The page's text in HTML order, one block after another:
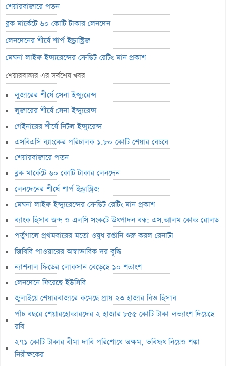
শেয়ারবাজারে পতন
ব্লক মার্কেটে ৬০ কোটি টাকার লেনদেন
লেনদেনের শীর্ষে শার্প ইন্ড্রাস্ট্রিজ
মেঘনা লাইফ ইন্স্যুরেন্সের ক্রেডিট রেটিং মান প্রকাশ
ব্যাংক হিসাব জব্দ ও এলসি সংকটে উৎপাদন বন্ধ: এস.আলম কোল্ড রোলড
পর্তুগালে প্রথমবারের মতো ওষুধ রপ্তানি শুরু করল রেনাটা
জিবিবি পাওয়ারের অস্বাভাবিক দর বৃদ্ধি
ন্যাশনাল ফিডের লোকসান বেড়েছে ১০ শতাংশ
লেনদেনে ফিরেছে ইউসিবি
জুলাইয়ে শেয়ারবাজারে কমেছে প্রায় ২৩ হাজার বিও হিসাব
মাধুরীর কোটি টাকার সম্পত্তি বিক্রি
পাঁচ বছরে শেয়ারহোল্ডারদের ২ হাজার ৮৫৫ কোটি টাকা লভ্যাংশ দিয়েছে রবি
২৭১ কোটি টাকার বীমা দাবি পরিশোধে অক্ষম, ভবিষ্যৎ নিয়েও শঙ্কা
নিরীক্ষকের
পাঁচ বিষয়ে তদন্তে এনআরবিসি ব্যাংক সিকিউরিটিজ
লাইফ ফান্ড থেকে ২,৩৬৭ কোটি টাকা লোপাট, দেউলিয়ার দ্বারপ্রান্তে ফারইস্ট
ইসলামী লাইফ
ভেঞ্চার ক্যাপিটাল ফান্ডে একাধিক অনিয়ম, এক্স অ্যাঞ্জেলের কাছে বিএসইসির
ব্যাখ্যা তলব
বুধবার শেয়ারবাজার বন্ধ
১৪ কার্যদিবসে সোনারগাঁও টেক্সটাইলের শেয়ারদর ৩২% বৃদ্ধি
‘রাজনৈতিক ক্ষমতা দেখিয়ে আমার কাজ কেড়ে নিয়েছিল বান্ধবী’
শেয়ারবাজার এর সর্বশেষ খবর
লুজারের শীর্ষে সেনা ইন্স্যুরেন্স
লুজারের শীর্ষে সেনা ইন্স্যুরেন্স
গেইনারের শীর্ষে নিটল ইন্স্যুরেন্স
এসবিএসি ব্যাংকের পরিচালক ১.৮০ কোটি শেয়ার বেচবে
শেয়ারবাজারে পতন
ব্লক মার্কেটে ৬০ কোটি টাকার লেনদেন
লেনদেনের শীর্ষে শার্প ইন্ড্রাস্ট্রিজ
মেঘনা লাইফ ইন্স্যুরেন্সের ক্রেডিট রেটিং মান প্রকাশ
ব্যাংক হিসাব জব্দ ও এলসি সংকটে উৎপাদন বন্ধ: এস.আলম কোল্ড রোলড
পর্তুগালে প্রথমবারের মতো ওষুধ রপ্তানি শুরু করল রেনাটা
জিবিবি পাওয়ারের অস্বাভাবিক দর বৃদ্ধি
ন্যাশনাল ফিডের লোকসান বেড়েছে ১০ শতাংশ
লেনদেনে ফিরেছে ইউসিবি
জুলাইয়ে শেয়ারবাজারে কমেছে প্রায় ২৩ হাজার বিও হিসাব
পাঁচ বছরে শেয়ারহোল্ডারদের ২ হাজার ৮৫৫ কোটি টাকা লভ্যাংশ দিয়েছে
রবি
২৭১ কোটি টাকার বীমা দাবি পরিশোধে অক্ষম, ভবিষ্যৎ নিয়েও শঙ্কা
নিরীক্ষকের